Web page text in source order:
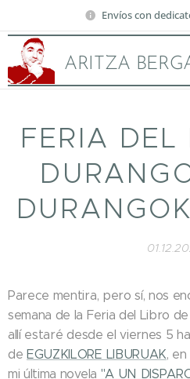
Envíos con
ARITZA
FERIA DEL
Parece mentira, pero sí, nos
semana de la Feria del Libro
allí estaré desde el viernes 5
deEGUZKILORE LIBURUAK,
mi última novela "A UN